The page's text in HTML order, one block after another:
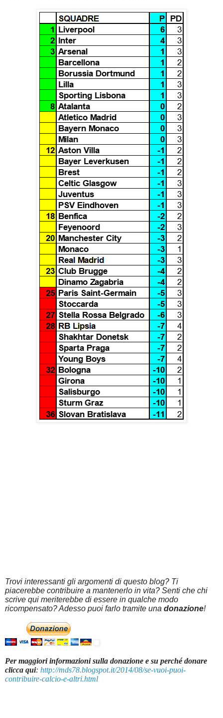
Trovi interessanti gli argomenti di questo blog? Ti
piacerebbe contribuire a mantenerlo in vita? Senti che chi
scrive qui meriterebbe di essere in qualche modo
ricompensato? Adesso puoi farlo tramite una donazione!
Per maggiori informazioni sulla donazione e su perché donare
clicca qui: http://mds78.blogspot.it/2014/08/se-vuoi-puoi-
contribuire-calcio-e-altri.html